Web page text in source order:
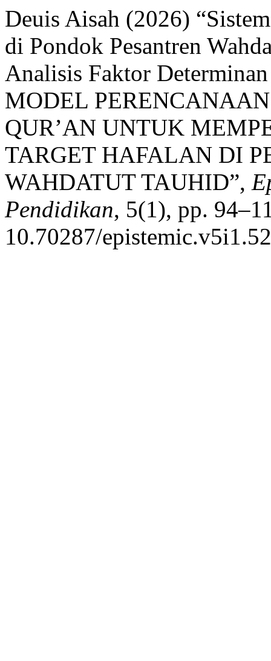
Deuis Aisah (2026)
di Pondok Pesantren
Analisis Faktor
MODEL
QUR’AN UNTUK
TARGET HAFALAN DI
WAHDATUT TAUHID”,
Pendidikan, 5(1), pp.
10.70287/